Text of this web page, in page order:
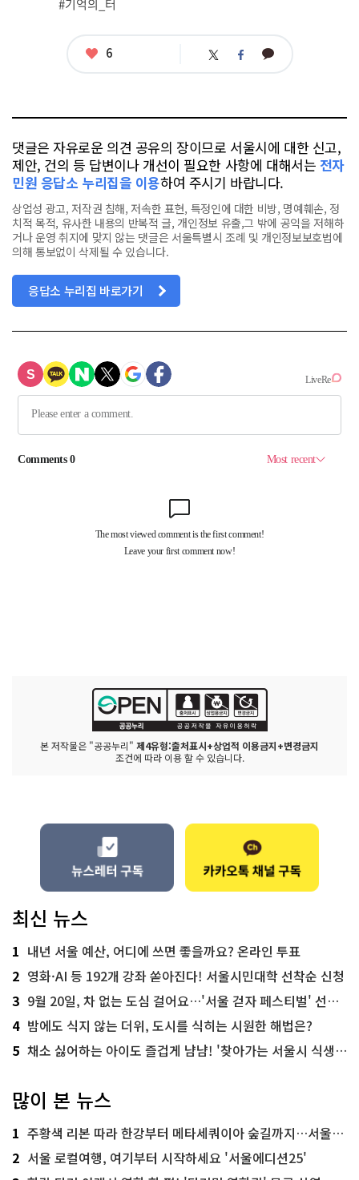
#기억의_터
좋
6 트 페 카
댓글은 자유로운 의견 공유의 장이므로 서울시에 대한 신고,
제안, 건의 등 답변이나 개선이 필요한 사항에 대해서는 전자
민원 응답소 누리집을 이용하여 주시기 바랍니다.
상업성 광고, 저작권 침해, 저속한 표현, 특정인에 대한 비방, 명예훼손, 정
치적 목적, 유사한 내용의 반복적 글, 개인정보 유출,그 밖에 공익을 저해하
거나 운영 취지에 맞지 않는 댓글은 서울특별시 조례 및 개인정보보호법에
의해 통보없이 삭제될 수 있습니다.
응답소 누리집 바로가기
본 저작물은 "공공누리" 제4유형:출처표시+상업적 이용금지+변경금지
조건에 따라 이용 할 수 있습니다.
최신 뉴스
1 내년 서울 예산, 어디에 쓰면 좋을까요? 온라인 투표
2 영화·AI 등 192개 강좌 쏟아진다! 서울시민대학 선착순 신청
3 9월 20일, 차 없는 도심 걸어요…'서울 걷자 페스티벌' 선착순 5천명
4 밤에도 식지 않는 더위, 도시를 식히는 시원한 해법은?
5 채소 싫어하는 아이도 즐겁게 냠냠! '찾아가는 서울시 식생활 교육' 현장
많이 본 뉴스
1 주황색 리본 따라 한강부터 메타세쿼이아 숲길까지…서울둘레길 15코스
2 서울 로컬여행, 여기부터 시작하세요 '서울에디션25'